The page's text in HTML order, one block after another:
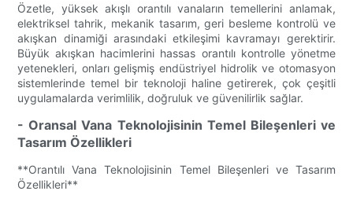
Özetle, yüksek akışlı orantılı vanaların temellerini anlamak,
elektriksel tahrik, mekanik tasarım, geri besleme kontrolü ve
akışkan dinamiği arasındaki etkileşimi kavramayı gerektirir.
Büyük akışkan hacimlerini hassas orantılı kontrolle yönetme
yetenekleri, onları gelişmiş endüstriyel hidrolik ve otomasyon
sistemlerinde temel bir teknoloji haline getirerek, çok çeşitli
uygulamalarda verimlilik, doğruluk ve güvenilirlik sağlar.
- Oransal Vana Teknolojisinin Temel Bileşenleri ve
Tasarım Özellikleri
**Orantılı Vana Teknolojisinin Temel Bileşenleri ve Tasarım
Özellikleri**